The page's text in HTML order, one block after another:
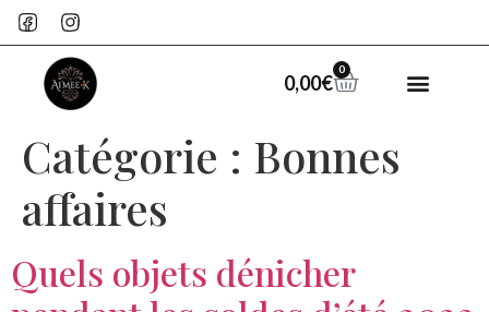
0,00€
0
Catégorie : Bonnes
affaires
Quels objets dénicher